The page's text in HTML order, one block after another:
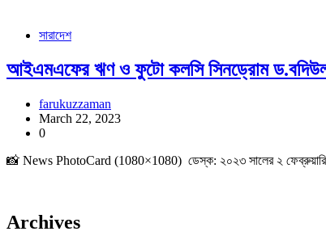
সারাদেশ
আইএমএফের ঋণ ও ফুটো কলসি সিনড্রোম
farukuzzaman
March 22, 2023
0
📸 News PhotoCard (1080×1080) ডেস্ক: ২০২৩ সালের ২ ফেব্রুয়ারি
Archives